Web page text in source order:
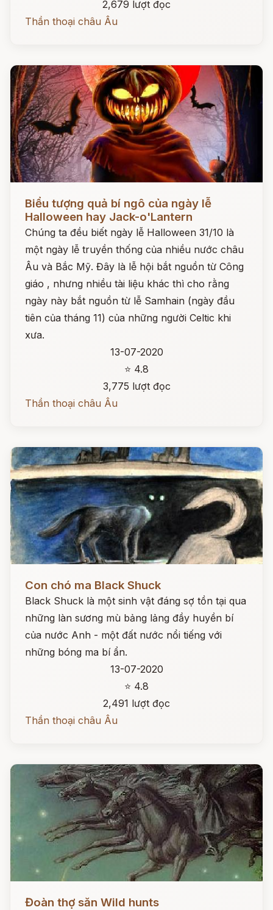
2,679 lượt đọc
Thần thoại châu Âu
Đọc ngay
Biểu tượng quả bí ngô của ngày lễ
Halloween hay Jack-o'Lantern
Chúng ta đều biết ngày lễ Halloween 31/10 là
một ngày lễ truyền thống của nhiều nước châu
Âu và Bắc Mỹ. Đây là lễ hội bắt nguồn từ Công
giáo , nhưng nhiều tài liệu khác thì cho rằng
ngày này bắt nguồn từ lễ Samhain (ngày đầu
tiên của tháng 11) của những người Celtic khi
xưa.
13-07-2020
⭐ 4.8
3,775 lượt đọc
Thần thoại châu Âu
Con chó ma Black Shuck
Black Shuck là một sinh vật đáng sợ tồn tại qua
những làn sương mù bảng lảng đầy huyền bí
của nước Anh - một đất nước nổi tiếng với
những bóng ma bí ẩn.
13-07-2020
⭐ 4.8
2,491 lượt đọc
Thần thoại châu Âu
Đoàn thợ săn Wild hunts